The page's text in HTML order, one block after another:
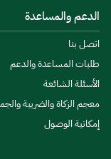
الدعم والمساعدة
اتصل بنا
طلبات المساعدة والدعم
الأسئلة الشائعة
معجم الزكاة والضريبة
إمكانية الوصول